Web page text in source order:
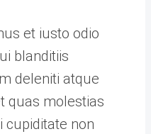
et iusto odio
blanditiis
deleniti atque
quas molestias
cupiditate non